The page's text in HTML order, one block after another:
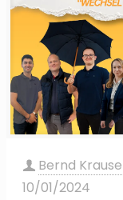
Bernd Krause
10/01/2024